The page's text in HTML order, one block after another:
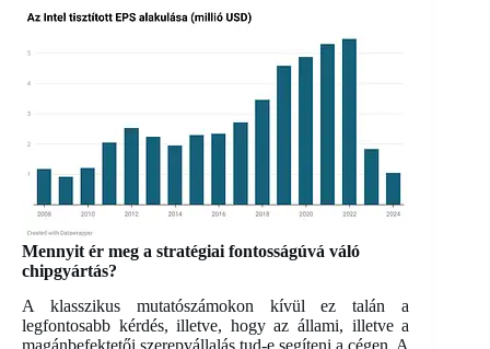
Mennyit ér meg a stratégiai fontosságúvá váló
chipgyártás?
A klasszikus mutatószámokon kívül ez talán a
legfontosabb kérdés, illetve, hogy az állami, illetve a